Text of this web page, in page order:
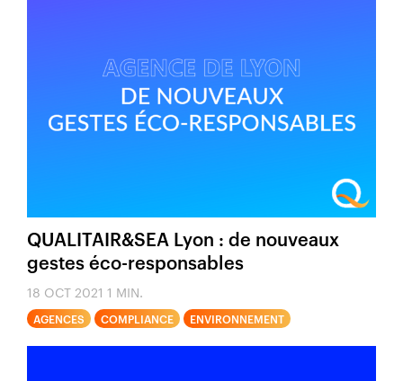
QUALITAIR&SEA Lyon : de nouveaux
gestes éco-responsables
18 OCT 2021 1 MIN.
AGENCES COMPLIANCE ENVIRONNEMENT